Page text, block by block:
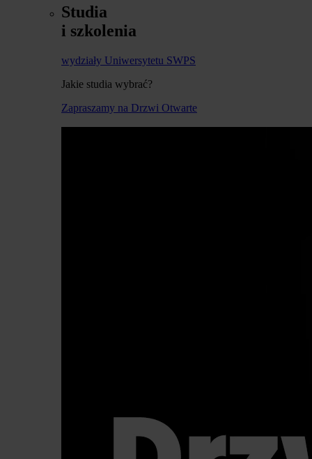
Studia
i szkolenia
wydziały Uniwersytetu SWPS
Jakie studia wybrać?
Zapraszamy na Drzwi Otwarte